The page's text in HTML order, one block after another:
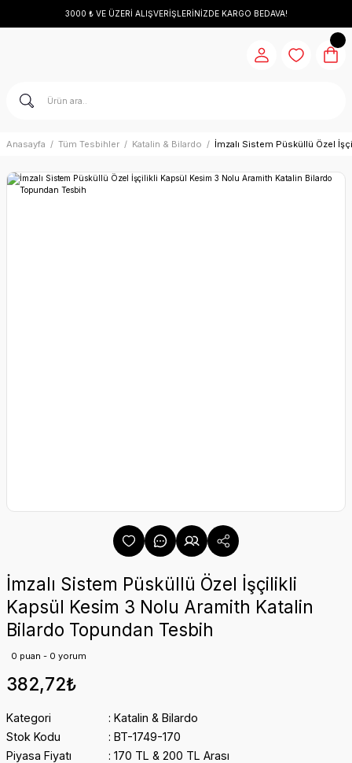
3000 ₺ VE ÜZERİ ALIŞVERİŞLERİNİZDE KARGO BEDAVA!
Anasayfa Tüm Tesbihler Katalin & Bilardo İmzalı Sistem Püsküllü Özel
İmzalı Sistem Püsküllü Özel İşçilikli
Kapsül Kesim 3 Nolu Aramith Katalin
Bilardo Topundan Tesbih
0 puan - 0 yorum
382,72₺
Kategori
Katalin & Bilardo
Stok Kodu
BT-1749-170
Piyasa Fiyatı
170 TL & 200 TL Arası